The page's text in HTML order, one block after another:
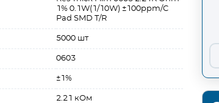
1% 0.1W(1/10W) ±100ppm/C
Pad SMD T/R
5000 шт
0603
±1%
2.21 кОм